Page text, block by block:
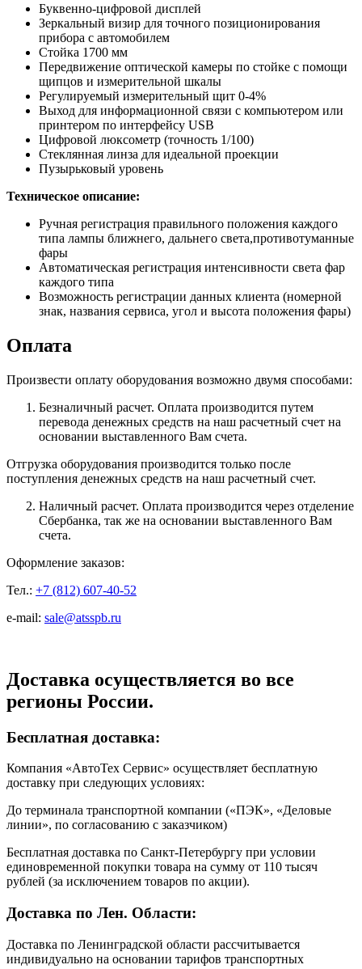
Буквенно-цифровой дисплей
Зеркальный визир для точного позиционирования
прибора с автомобилем
Cтойка 1700 мм
Передвижение оптической камеры по стойке с помощи
щипцов и измерительной шкалы
Регулируемый измерительный щит 0-4%
Выход для информационной связи с компьютером или
принтером по интерфейсу USB
Цифровой люксометр (точность 1/100)
Стеклянная линза для идеальной проекции
Пузырьковый уровень
Техническое описание:
Ручная регистрация правильного положения каждого
типа лампы ближнего, дальнего света,противотуманные
фары
Автоматическая регистрация интенсивности света фар
каждого типа
Возможность регистрации данных клиента (номерной
знак, названия сервиса, угол и высота положения фары)
Оплата
Произвести оплату оборудования возможно двумя способами:
Безналичный расчет. Оплата производится путем
перевода денежных средств на наш расчетный счет на
основании выставленного Вам счета.
Отгрузка оборудования производится только после
поступления денежных средств на наш расчетный счет.
Наличный расчет. Оплата производится через отделение
Сбербанка, так же на основании выставленного Вам
счета.
Оформление заказов:
Тел.: +7 (812) 607-40-52
e-mail: sale@atsspb.ru
Доставка осуществляется во все
регионы России.
Бесплатная доставка:
Компания «АвтоТех Сервис» осуществляет бесплатную
доставку при следующих условиях:
До терминала транспортной компании («ПЭК», «Деловые
линии», по согласованию с заказчиком)
Бесплатная доставка по Санкт-Петербургу при условии
единовременной покупки товара на сумму от 110 тысяч
рублей (за исключением товаров по акции).
Доставка по Лен. Области:
Доставка по Ленинградской области рассчитывается
индивидуально на основании тарифов транспортных